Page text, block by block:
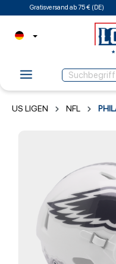
Gratisversand ab 75 € (DE)
US LIGEN NFL